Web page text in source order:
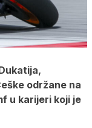
održane na
u karijeri koji je